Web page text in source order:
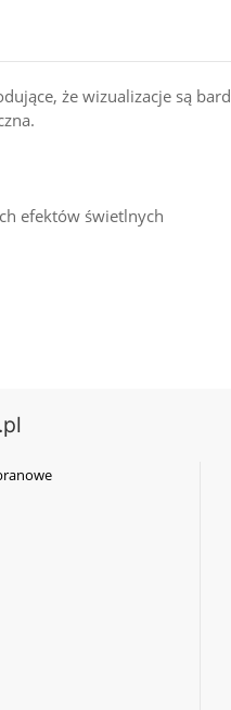
że wizualizacje są
efektów świetlnych